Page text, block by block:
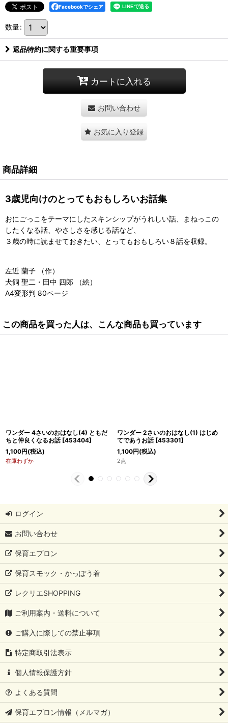
Facebookでシェア
数量:
返品特約に関する重要事項
カートに入れる
お問い合わせ
お気に入り登録
商品詳細
3歳児向けのとってもおもしろいお話集
おにごっこをテーマにしたスキンシップがうれしい話、まねっこの
したくなる話、やさしさを感じる話など、
３歳の時に読ませておきたい、とってもおもしろい８話を収録。
左近 蘭子 （作）
犬飼 聖二・田中 四郎 （絵）
A4変形判 80ページ
この商品を買った人は、こんな商品も買っています
ワンダー 4さいのおはなし(4) ともだ
ちと仲良くなるお話 [453404]
1,100円(税込)
在庫わずか
ワンダー 2さいのおはなし(1) はじめ
てであうお話 [453301]
1,100円(税込)
2点
ログイン
お問い合わせ
保育エプロン
保育スモック・かっぽう着
レクリエSHOPPING
ご利用案内・送料について
ご購入に際しての禁止事項
特定商取引法表示
個人情報保護方針
よくある質問
保育エプロン情報（メルマガ）